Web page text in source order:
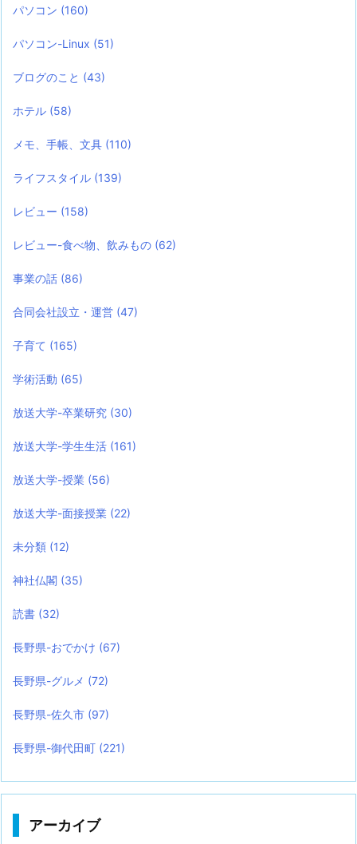
パソコン (160)
パソコン-Linux (51)
ブログのこと (43)
ホテル (58)
メモ、手帳、文具 (110)
ライフスタイル (139)
レビュー (158)
レビュー-食べ物、飲みもの (62)
事業の話 (86)
合同会社設立・運営 (47)
子育て (165)
学術活動 (65)
放送大学-卒業研究 (30)
放送大学-学生生活 (161)
放送大学-授業 (56)
放送大学-面接授業 (22)
未分類 (12)
神社仏閣 (35)
読書 (32)
長野県-おでかけ (67)
長野県-グルメ (72)
長野県-佐久市 (97)
長野県-御代田町 (221)
アーカイブ